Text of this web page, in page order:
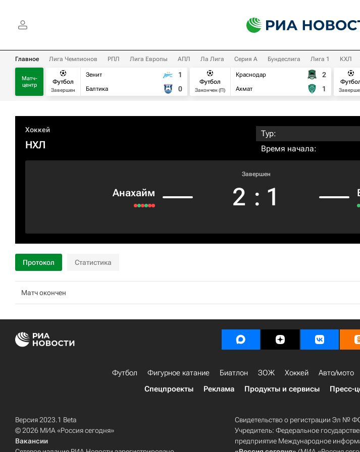
Главное Лига Чемпионов РПЛ Лига Европы АПЛ Ла Лига Серия А Бундеслига Лига 1 КХЛ
Матч-
центр
Футбол
Завершен
Зенит
Балтика
1
0
Футбол
Закончен (П)
Краснодар
Ахмат
2
1
Хоккей
НХЛ
Тур:
Время начала:
Анахайм
Завершен
2 : 1
Протокол Статистика
Матч окончен
Футбол Фигурное катание Биатлон ЗОЖ Хоккей Авто/мото
Спецпроекты
Реклама Продукты и сервисы Пресс-
Версия 2023.1 Beta
© 2026 МИА «Россия сегодня»
Вакансии
Свидетельство о регистрации Эл №
Учредитель: Федеральное
предприятие Международное